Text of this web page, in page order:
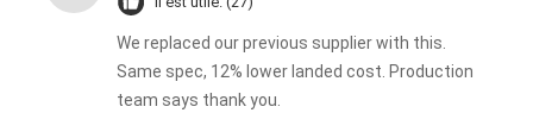
We replaced our previous supplier with this.
Same spec, 12% lower landed cost. Production
team says thank you.